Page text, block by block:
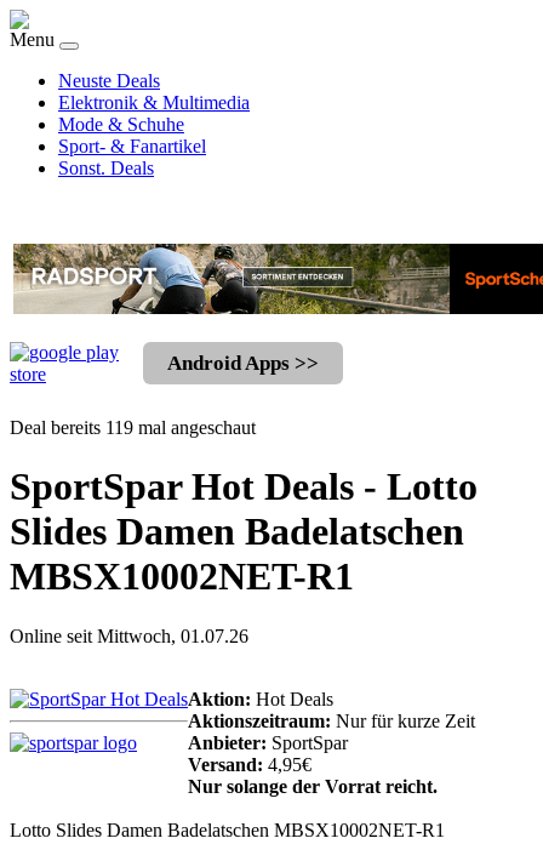
Menu
Neuste Deals
Elektronik & Multimedia
Mode & Schuhe
Sport- & Fanartikel
Sonst. Deals
Android Apps >>
Deal bereits 119 mal angeschaut
SportSpar Hot Deals - Lotto
Slides Damen Badelatschen
MBSX10002NET-R1
Online seit Mittwoch, 01.07.26
Aktion: Hot Deals
Aktionszeitraum: Nur für kurze Zeit
Anbieter: SportSpar
Versand: 4,95€
Nur solange der Vorrat reicht.
Lotto Slides Damen Badelatschen MBSX10002NET-R1